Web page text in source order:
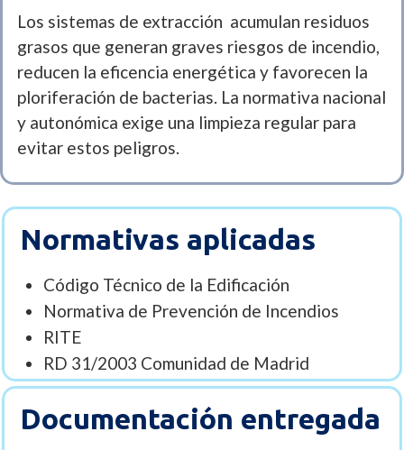
Los sistemas de extracción acumulan residuos
grasos que generan graves riesgos de incendio,
reducen la eficencia energética y favorecen la
ploriferación de bacterias. La normativa nacional
y autonómica exige una limpieza regular para
evitar estos peligros.
Normativas aplicadas
Código Técnico de la Edificación
Normativa de Prevención de Incendios
RITE
RD 31/2003 Comunidad de Madrid
Documentación entregada